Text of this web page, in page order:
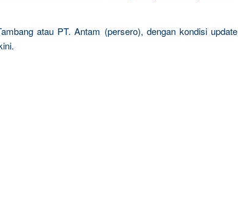
atau PT. Antam (persero), dengan kondisi update